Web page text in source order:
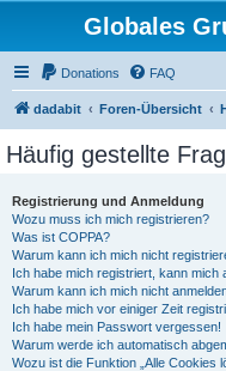
Globales
Donations FAQ
dadabit Foren-Übersicht
Häufig gestellte
Registrierung und Anmeldung
Wozu muss ich mich registrieren?
Was ist COPPA?
Warum kann ich mich nicht
Ich habe mich registriert, kann mich
Warum kann ich mich nicht
Ich habe mich vor einiger Zeit
Ich habe mein Passwort vergessen!
Warum werde ich automatisch
Wozu ist die Funktion „Alle Cookies